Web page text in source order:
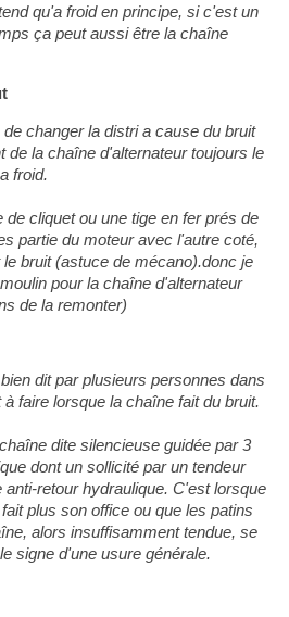
qu'a froid en principe, si c'est un
ça peut aussi être la chaîne
changer la distri a cause du bruit
de la chaîne d'alternateur toujours le
froid.
de cliquet ou une tige en fer prés de
partie du moteur avec l'autre coté,
bruit (astuce de mécano).donc je
pour la chaîne d'alternateur
de la remonter)
dit par plusieurs personnes dans
faire lorsque la chaîne fait du bruit.
dite silencieuse guidée par 3
dont un sollicité par un tendeur
retour hydraulique. C'est lorsque
plus son office ou que les patins
alors insuffisamment tendue, se
signe d'une usure générale.